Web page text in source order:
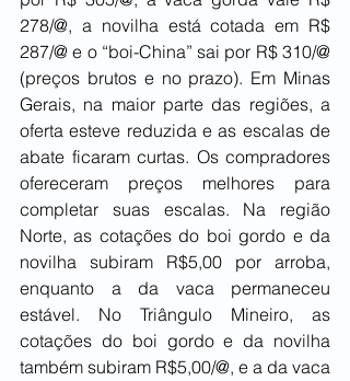
278/@, a novilha está cotada em R$
287/@ e o “boi-China” sai por R$ 310/@
(preços brutos e no prazo). Em Minas
Gerais, na maior parte das regiões, a
oferta esteve reduzida e as escalas de
abate ficaram curtas. Os compradores
ofereceram preços melhores para
completar suas escalas. Na região
Norte, as cotações do boi gordo e da
novilha subiram R$5,00 por arroba,
enquanto a da vaca permaneceu
estável. No Triângulo Mineiro, as
cotações do boi gordo e da novilha
também subiram R$5,00/@, e a da vaca